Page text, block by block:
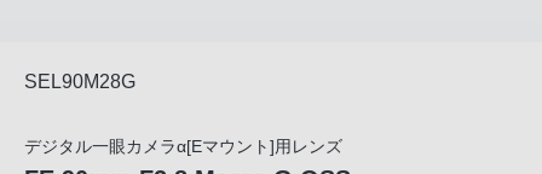
SEL90M28G
デジタル一眼カメラα[Eマウント]用レンズ